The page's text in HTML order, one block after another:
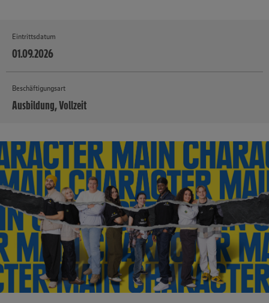
Eintrittsdatum
01.09.2026
Beschäftigungsart
Ausbildung, Vollzeit